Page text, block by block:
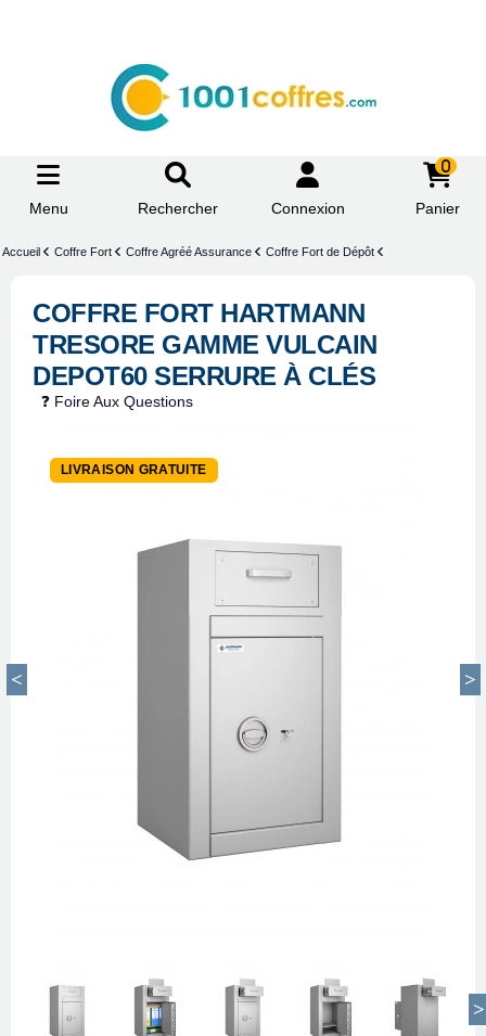
Menu Rechercher Connexion
0
Panier
Accueil Coffre Fort Coffre Agréé Assurance Coffre Fort de Dépôt
COFFRE FORT HARTMANN
TRESORE GAMME VULCAIN
DEPOT60 SERRURE À CLÉS
❓ Foire Aux Questions
-25%
LIVRAISON GRATUITE